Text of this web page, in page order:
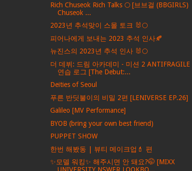
Rich Chuseok Rich Talks 🌕 [브브걸 (BBGIRLS)
Chuseok ...
2023년 추석맞이 스몰 토크 🐰🌕
피어나에게 보내는 2023 추석 인사🍂
뉴진스의 2023년 추석 인사 🐰🌕
더 데뷔: 드림 아카데미 - 미션 2 ANTIFRAGILE
연습 로그 [The Debut:...
Deities of Seoul
푸른 반딧불이의 비밀 2편 [LENIVERSE EP.26]
Galileo [MV Performance]
BYOB (bring your own best friend)
PUPPET SHOW
한번 해봤동 | 뷰티 메이크업💄 편
✨모델 워킹✨ 해주시면 안 돼요?🤭 [MIXX